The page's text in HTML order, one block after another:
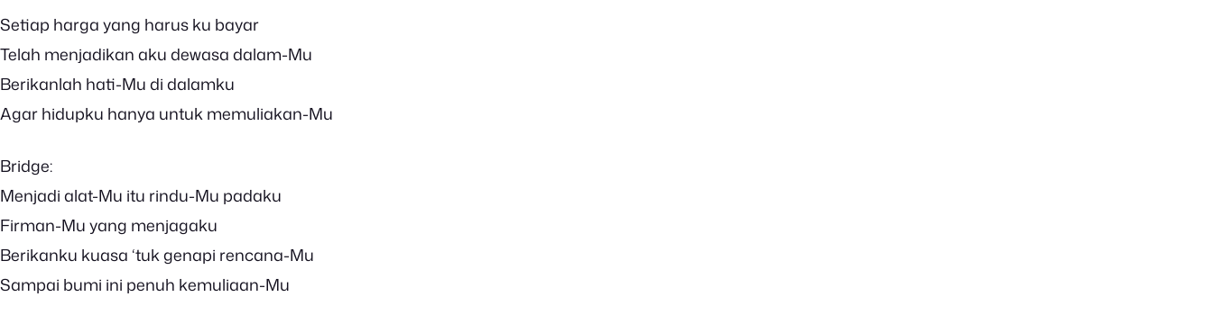
Setiap harga yang harus ku bayar
Telah menjadikan aku dewasa dalam-Mu
Berikanlah hati-Mu di dalamku
Agar hidupku hanya untuk memuliakan-Mu
Bridge:
Menjadi alat-Mu itu rindu-Mu padaku
Firman-Mu yang menjagaku
Berikanku kuasa ‘tuk genapi rencana-Mu
Sampai bumi ini penuh kemuliaan-Mu